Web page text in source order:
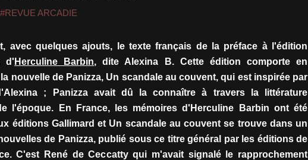
#REVUE ARCADIE
avec quelques ajouts, le texte français de la préface à l'édition
d' Herculine Barbin, dite Alexina B. Cette édition comporte en
nouvelle de Panizza, Un scandale au couvent, qui est inspirée par
; Panizza avait dû la connaître à travers la littérature
l'époque. En France, les mémoires d'Herculine Barbin ont été
éditions Gallimard et Un scandale au couvent se trouve dans un
de Panizza, publié sous ce titre général par les éditions de
C'est René de Ceccatty qui m'avait signalé le rapprochement